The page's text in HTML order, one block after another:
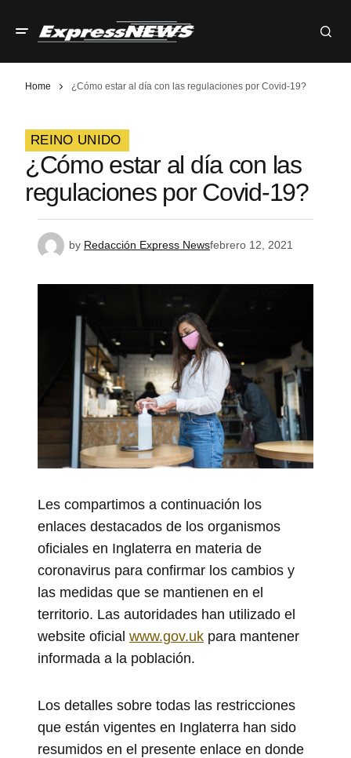
Home ¿Cómo estar al día con las regulaciones por Covid-19?
REINO UNIDO
¿Cómo estar al día con las
regulaciones por Covid-19?
by Redacción Express Newsfebrero 12, 2021
Les compartimos a continuación los
enlaces destacados de los organismos
oficiales en Inglaterra en materia de
coronavirus para confirmar los cambios y
las medidas que se mantienen en el
territorio. Las autoridades han utilizado el
website oficial www.gov.uk para mantener
informada a la población.
Los detalles sobre todas las restricciones
que están vigentes en Inglaterra han sido
resumidos en el presente enlace en donde